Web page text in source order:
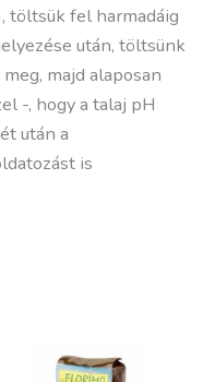
töltsük fel harmadáig
után, töltsünk
majd alaposan
-, hogy a talaj pH
után a
is